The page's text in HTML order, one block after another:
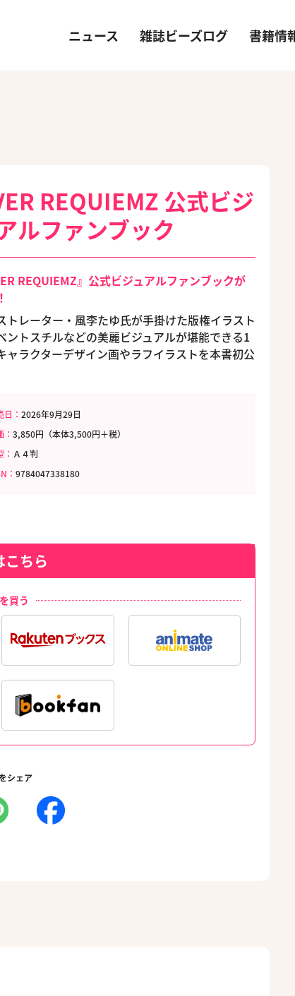
ニュース 雑誌ビーズログ 書籍情
REQUIEMZ 公式ビジ
ルファンブック
REQUIEMZ』公式ビジュアルファンブックが
トレーター・風李たゆ氏が手掛けた版権イラスト
ントスチルなどの美麗ビジュアルが堪能できる1
ャラクターデザイン画やラフイラストを本書初公
日： 2026年9月29日
： 3,850円（本体3,500円＋税）
： Ａ４判
： 9784047338180
こちら
買う
シェア